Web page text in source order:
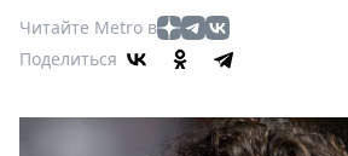
Книги
Выставки
релизы
Читайте Metro в
Поделиться